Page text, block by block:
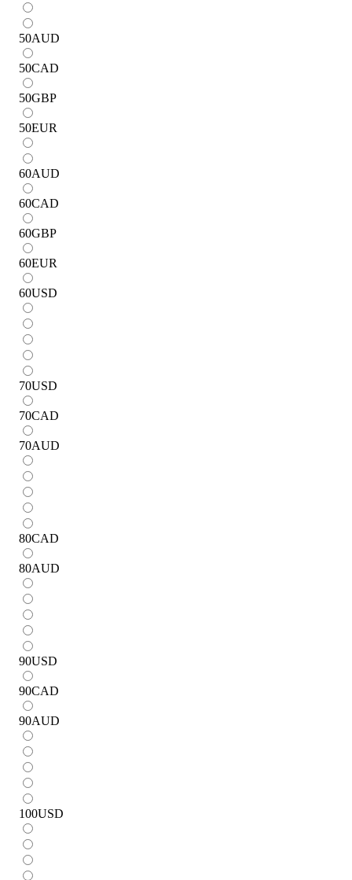
50AUD
50CAD
50GBP
50EUR
60AUD
60CAD
60GBP
60EUR
60USD
70USD
70CAD
70AUD
80CAD
80AUD
90USD
90CAD
90AUD
100USD